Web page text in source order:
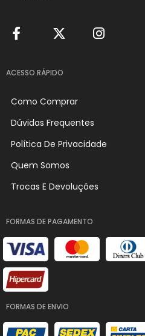
ACESSO RÁPIDO
Como Comprar
Dúvidas Frequentes
Política De Privacidade
Quem Somos
Trocas E Devoluções
FORMAS DE PAGAMENTO
FORMAS DE ENVIO